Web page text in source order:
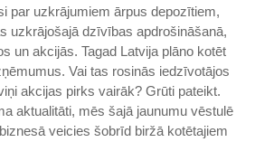
par uzkrājumiem ārpus depozītiem,
uzkrājošajā dzīvības apdrošināšanā,
un akcijās. Tagad Latvija plāno kotēt
Vai tas rosinās iedzīvotājos
akcijas pirks vairāk? Grūti pateikt.
aktualitāti, mēs šajā jaunumu vēstulē
veicies šobrīd biržā kotētajiem